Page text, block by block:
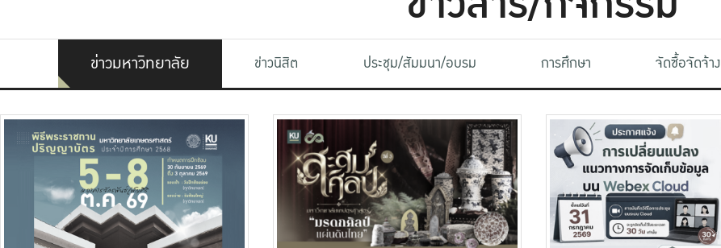
ข่าวมหาวิทยาลัย ข่าวนิสิต ประชุม/สัมมนา/อบรม การศึกษา จัดซื้อจัดจ้าง